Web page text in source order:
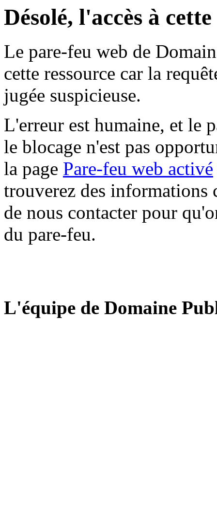
Désolé, l'accès à
Le pare-feu web de
cette ressource car la
jugée suspicieuse.
L'erreur est humaine, et le
le blocage n'est pas
la page Pare-feu web activé
trouverez des informations
de nous contacter pour
du pare-feu.
L'équipe de Domaine